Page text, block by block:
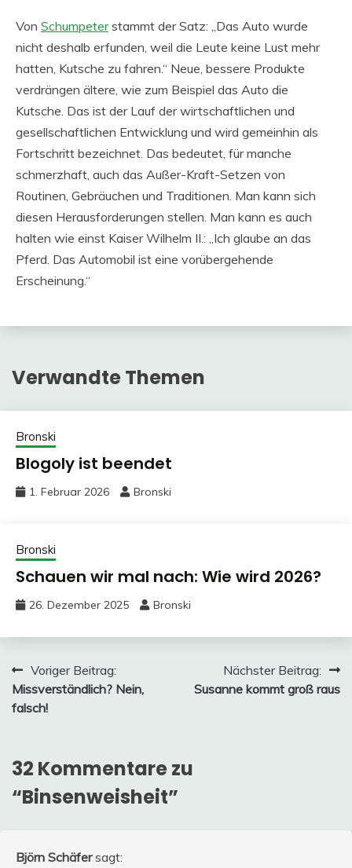
Von Schumpeterstammt der Satz: „Das Auto wurde
nicht deshalb erfunden, weil die Leute keine Lust mehr
hatten, Kutsche zu fahren.“ Neue, bessere Produkte
verdrängen ältere, wie zum Beispiel das Auto die
Kutsche. Das ist der Lauf der wirtschaftlichen und
gesellschaftlichen Entwicklung und wird gemeinhin als
Fortschritt bezeichnet. Das bedeutet, für manche
schmerzhaft, auch das Außer-Kraft-Setzen von
Routinen, Gebräuchen und Traditionen. Man kann sich
diesen Herausforderungen stellen. Man kann es auch
halten wie einst Kaiser Wilhelm II.: „Ich glaube an das
Pferd. Das Automobil ist eine vorübergehende
Erscheinung.“
Verwandte Themen
Bronski
Blogoly ist beendet
1. Februar 2026 Bronski
Bronski
Schauen wir mal nach: Wie wird 2026?
26. Dezember 2025 Bronski
Beitragsnavigation
Voriger Beitrag:
Missverständlich? Nein,
falsch!
Nächster Beitrag:
Susanne kommt groß raus
32 Kommentare zu
“Binsenweisheit”
Björn Schäfer sagt: